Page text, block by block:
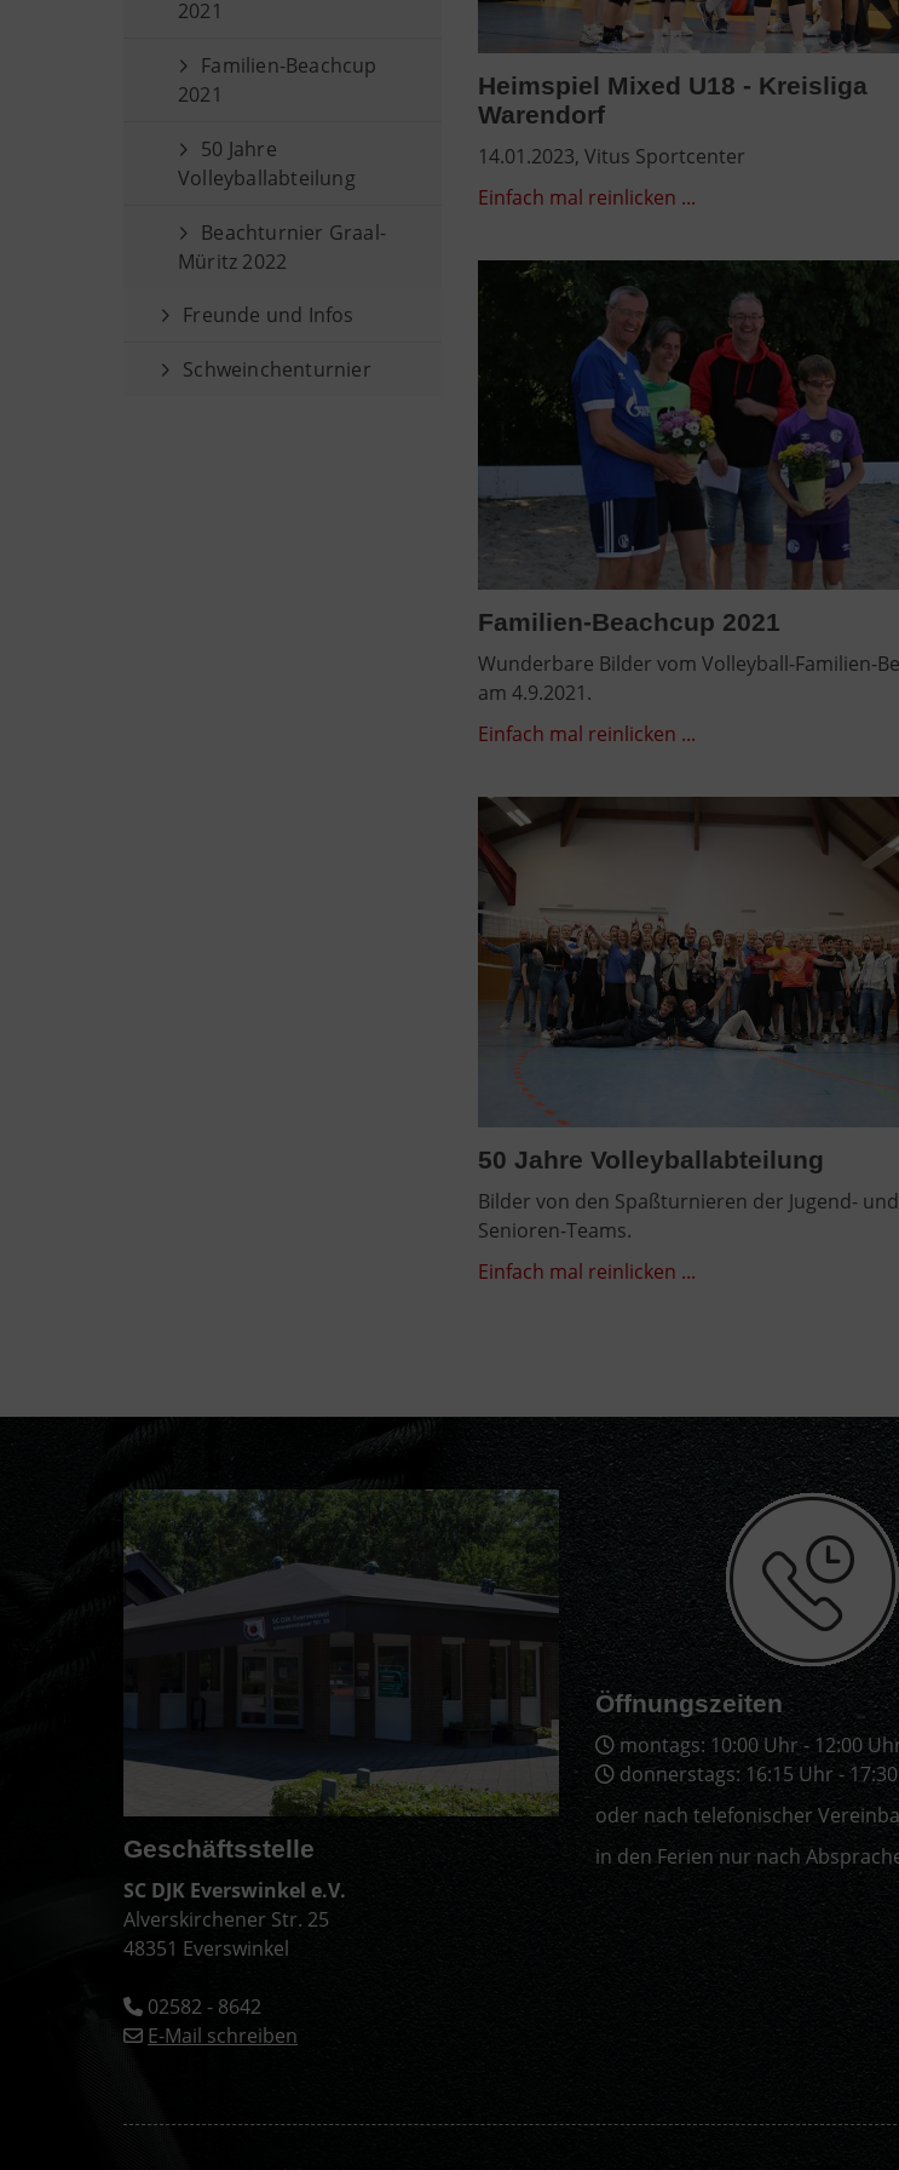
Heimspiel Mixed U18 - Kreisliga
Warendorf
14.01.2023, Vitus Sportcenter
Einfach mal reinlicken ...
Familien-Beachcup 2021
Wunderbare Bilder vom Volleyball-Familien-
am 4.9.2021.
Einfach mal reinlicken ...
50 Jahre Volleyballabteilung
Bilder von den Spaßturnieren der Jugend- und
Senioren-Teams.
Einfach mal reinlicken ...
2021
Familien-Beachcup
2021
50 Jahre
Volleyballabteilung
Beachturnier Graal-
Müritz 2022
Freunde und Infos
Schweinchenturnier
Geschäftsstelle
SC DJK Everswinkel e.V.
Alverskirchener Str. 25
48351 Everswinkel
02582 - 8642
E-Mail schreiben
Öffnungszeiten
montags: 10:00 Uhr - 12:00
donnerstags: 16:15 Uhr -
oder nach telefonischer
in den Ferien nur nach